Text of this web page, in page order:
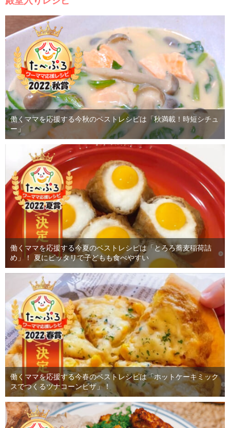
働くママを応援する今秋のベストレシピは「秋満載！時短シチュ
ー」
働くママを応援する今夏のベストレシピは「とろろ蕎麦稲荷詰
め」！ 夏にピッタリで子どもも食べやすい
働くママを応援する今春のベストレシピは「ホットケーキミック
スでつくるツナコーンピザ」！